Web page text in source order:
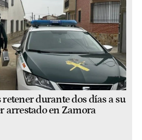
durante dos días a su
arrestado en Zamora